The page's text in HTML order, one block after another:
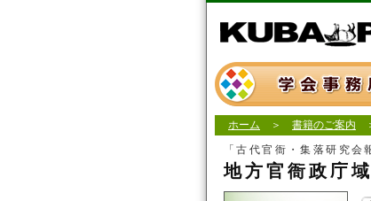
ホーム ＞ 書籍のご案内
「古代官衙・集落研究会
地方官衙政庁